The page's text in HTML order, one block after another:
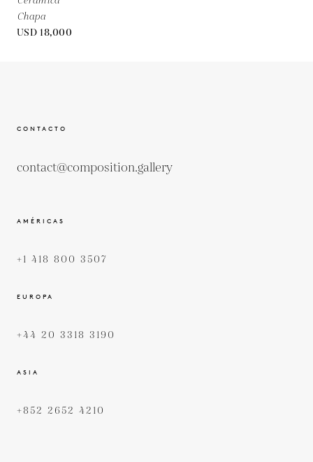
Chapa
USD 18,000
CONTACTO
contact@composition.gallery
AMÉRICAS
+1 418 800 3507
EUROPA
+44 20 3318 3190
ASIA
+852 2652 4210